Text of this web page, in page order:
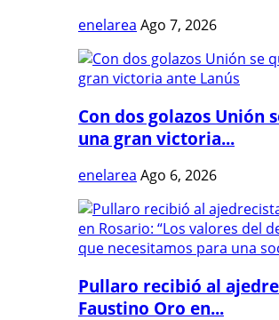
enelarea Ago 7, 2026
Con dos golazos Unión
una gran victoria...
enelarea Ago 6, 2026
Pullaro recibió al
Faustino Oro en...